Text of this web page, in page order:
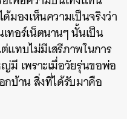
มองเห็นความเป็นจริงว่า
ทอร์เน็ตนานๆ นั้นเป็น
แทบไม่มีเสรีภาพในการ
เพราะเมื่อวัยรุ่นขอพ่อ
บ้าน สิ่งที่ได้รับมาคือ